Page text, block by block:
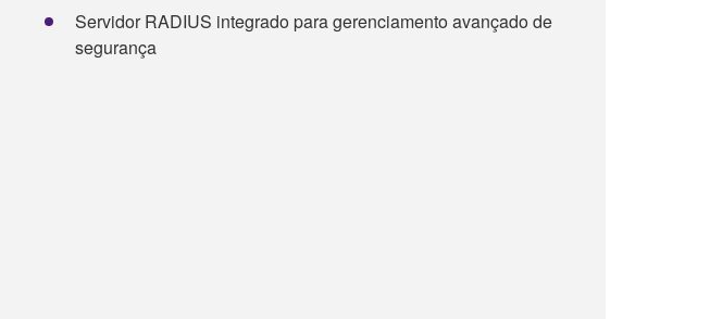
Servidor RADIUS integrado para gerenciamento avançado de
segurança